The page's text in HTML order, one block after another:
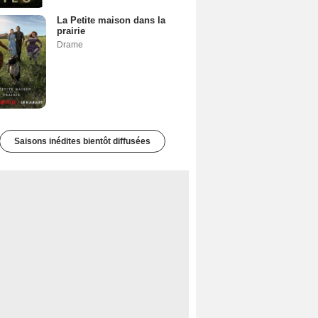
La Petite maison dans la
prairie
Drame
Saisons inédites bientôt diffusées